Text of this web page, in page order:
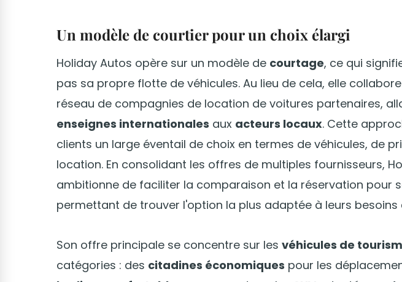
Un modèle de courtier pour un choix élargi
Holiday Autos opère sur un modèle de courtage, ce qui
pas sa propre flotte de véhicules. Au lieu de cela, elle
réseau de compagnies de location de voitures partenaires,
enseignes internationales aux acteurs locaux. Cette
clients un large éventail de choix en termes de véhicules, de
location. En consolidant les offres de multiples fournisseurs,
ambitionne de faciliter la comparaison et la réservation pour
permettant de trouver l'option la plus adaptée à leurs besoins
Son offre principale se concentre sur les véhicules de
catégories : des citadines économiques pour les